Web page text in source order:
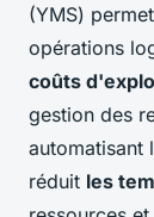
(YMS)
opérations
coûts
gestion des
automatisant
réduit les